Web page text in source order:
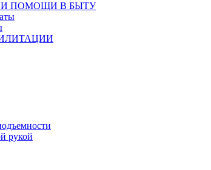
И ПОМОЩИ В БЫТУ
рукой